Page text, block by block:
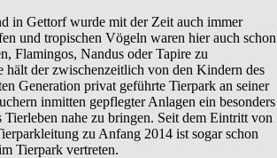
in Gettorf wurde mit der Zeit auch immer
und tropischen Vögeln waren hier auch schon
Flamingos, Nandus oder Tapire zu
hält der zwischenzeitlich von den Kindern des
Generation privat geführte Tierpark an seiner
inmitten gepflegter Anlagen ein besonders
Tierleben nahe zu bringen. Seit dem Eintritt von
zu Anfang 2014 ist sogar schon
Tierpark vertreten.